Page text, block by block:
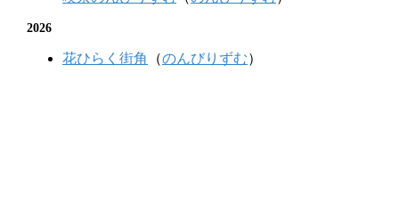
2026
花ひらく街角 （のんびりずむ）